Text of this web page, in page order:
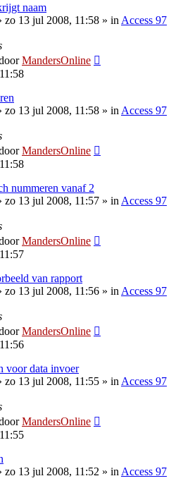
naam
zo 13 jul 2008, 11:58 » in Access 97
MandersOnline
zo 13 jul 2008, 11:58 » in Access 97
MandersOnline
nummeren vanaf 2
zo 13 jul 2008, 11:57 » in Access 97
MandersOnline
van rapport
zo 13 jul 2008, 11:56 » in Access 97
MandersOnline
voor data invoer
zo 13 jul 2008, 11:55 » in Access 97
MandersOnline
zo 13 jul 2008, 11:52 » in Access 97